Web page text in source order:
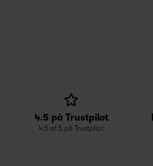
4.5 på Trustpilot
4.5 af 5 på Trustpilot